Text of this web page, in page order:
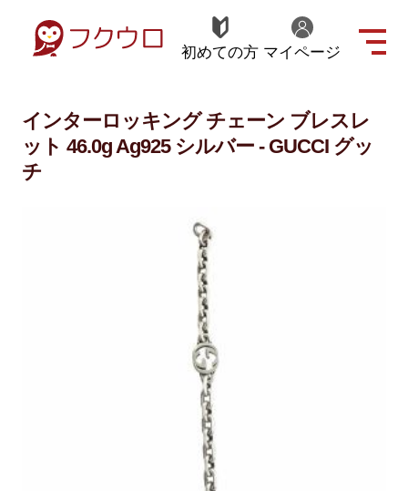
初めての方 マイページ
インターロッキング チェーン ブレスレ
ット 46.0g Ag925 シルバー - GUCCI グッ
チ